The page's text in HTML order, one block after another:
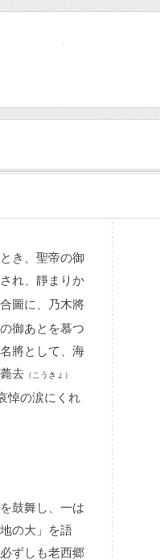
き、聖帝の御
れ、靜まりか
圖に、乃木將
御あとを慕つ
將として、海
去 （こうきょ）
悼の涙にくれ
鼓舞し、一は
の大」を語
ずしも老西郷